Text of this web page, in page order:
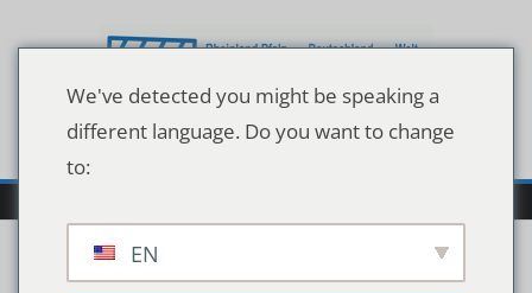
Inhalt
We've detected you might be speaking a
different language. Do you want to change
to:
EN